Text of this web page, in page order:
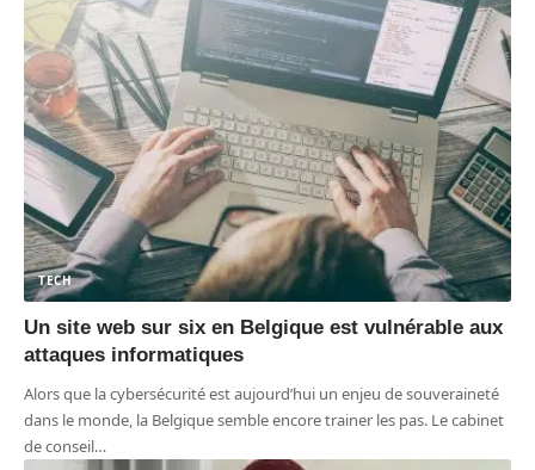
TECH
Un site web sur six en Belgique est vulnérable aux
attaques informatiques
Alors que la cybersécurité est aujourd’hui un enjeu de souveraineté
dans le monde, la Belgique semble encore trainer les pas. Le cabinet
de conseil…